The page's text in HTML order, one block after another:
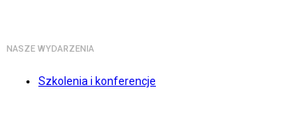
NASZE WYDARZENIA
Szkolenia i konferencje